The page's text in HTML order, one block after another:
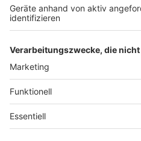
Stiftung ANTENNE BAYERN
hilft
Teilnahmebedingungen
Grounding Page ANTENNE
BAYERN
Datenschutz­erklärung